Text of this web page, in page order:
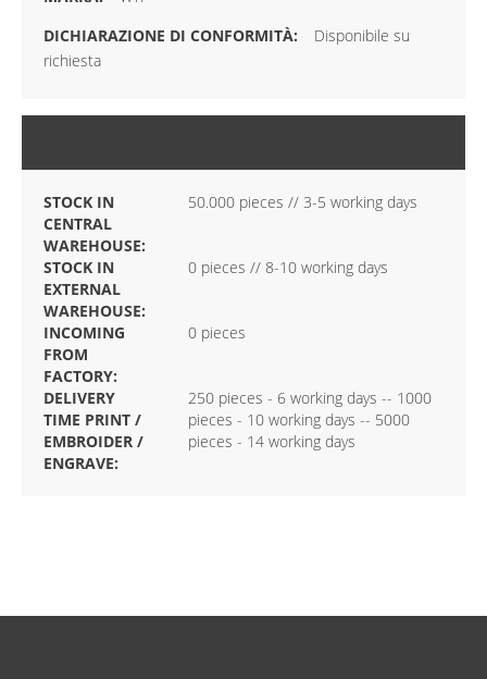
Disponibile su
richiesta
STOCK IN
CENTRAL
WAREHOUSE:
50.000 pieces // 3-5 working days
STOCK IN
EXTERNAL
WAREHOUSE:
0 pieces // 8-10 working days
INCOMING
FROM
FACTORY:
0 pieces
DELIVERY
TIME PRINT /
EMBROIDER /
ENGRAVE:
250 pieces - 6 working days -- 1000
pieces - 10 working days -- 5000
pieces - 14 working days